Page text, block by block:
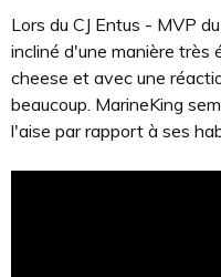
Lors du CJ Entus - MVP
incliné d'une manière très
cheese et avec une
beaucoup. MarineKing
l'aise par rapport à ses